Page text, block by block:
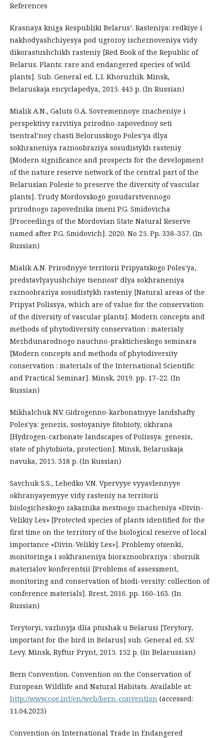
References
Krasnaya kniga Respubliki Belarus’. Rasteniya: redkiye i
nakhodyashchiyesya pod ugrozoy ischeznoveniya vidy
dikorastushchikh rasteniy [Red Book of the Republic of
Belarus. Plants: rare and endangered species of wild
plants]. Sub. General ed. L.I. Khoruzhik. Minsk,
Belaruskaja encyclapedya, 2015. 445 p. (In Russian)
Mialik A.N., Galuts O.A. Sovremennoye znacheniye i
perspektivy razvitiya prirodno-zapovednoy seti
tsentral’noy chasti Belorusskogo Poles’ya dlya
sokhraneniya raznoobraziya sosudistykh rasteniy
[Modern significance and prospects for the development
of the nature reserve network of the central part of the
Belarusian Polesie to preserve the diversity of vascular
plants]. Trudy Mordovskogo gosudarstvennogo
prirodnogo zapovednika imeni P.G. Smidovicha
[Proceedings of the Mordovian State Natural Reserve
named after P.G. Smidovich]. 2020. No 25. Pp. 338–357. (In
Russian)
Mialik A.N. Prirodnyye territorii Pripyatskogo Poles'ya,
predstavlyayushchiye tsennost' dlya sokhraneniya
raznoobraziya sosudistykh rasteniy [Natural areas of the
Pripyat Polissya, which are of value for the conservation
of the diversity of vascular plants]. Modern concepts and
methods of phytodiversity conservation : materialy
Mezhdunarodnogo nauchno-prakticheskogo seminara
[Modern concepts and methods of phytodiversity
conservation : materials of the International Scientific
and Practical Seminar]. Minsk, 2019. pp. 17–22. (In
Russian)
Mikhalchuk N.V. Gidrogenno-karbonatnyye landshafty
Poles'ya: genezis, sostoyaniye fitobioty, okhrana
[Hydrogen-carbonate landscapes of Polissya: genesis,
state of phytobiota, protection]. Minsk, Belaruskaja
navuka, 2015. 318 p. (In Russian)
Savchuk S.S., Lebedko V.N. Vpervyye vyyavlennyye
okhranyayemyye vidy rasteniy na territorii
biologicheskogo zakaznika mestnogo znacheniya «Divin-
Velikiy Les» [Protected species of plants identified for the
first time on the territory of the biological reserve of local
importance «Divin-Velikiy Les»]. Problemy otsenki,
monitoringa i sokhraneniya bioraznoobraziya : sbornik
materialov konferentsii [Problems of assessment,
monitoring and conservation of biodi-versity: collection of
conference materials]. Brest, 2016. pp. 160–163. (In
Russian)
Terytoryi, vazhnyja dlia ptushak u Belarusi [Terytory,
important for the bird in Belarus] sub. General ed. S.V.
Levy. Minsk, Ryftur Prynt, 2015. 152 p. (In Belarussian)
Bern Convention. Convention on the Conservation of
European Wildlife and Natural Habitats. Available at:
http://www.coe.int/en/web/bern-convention (accessed:
11.04.2023)
Convention on International Trade in Endangered